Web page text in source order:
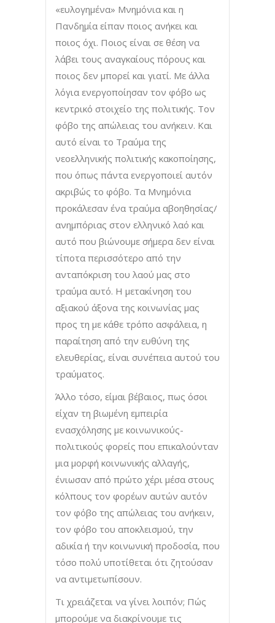
«ευλογημένα» Μνημόνια και η
Πανδημία είπαν ποιος ανήκει και
ποιος όχι. Ποιος είναι σε θέση να
λάβει τους αναγκαίους πόρους και
ποιος δεν μπορεί και γιατί. Με άλλα
λόγια ενεργοποίησαν τον φόβο ως
κεντρικό στοιχείο της πολιτικής. Τον
φόβο της απώλειας του ανήκειν. Και
αυτό είναι το Τραύμα της
νεοελληνικής πολιτικής κακοποίησης,
που όπως πάντα ενεργοποιεί αυτόν
ακριβώς το φόβο. Τα Μνημόνια
προκάλεσαν ένα τραύμα αβοηθησίας/
ανημπόριας στον ελληνικό λαό και
αυτό που βιώνουμε σήμερα δεν είναι
τίποτα περισσότερο από την
ανταπόκριση του λαού μας στο
τραύμα αυτό. Η μετακίνηση του
αξιακού άξονα της κοινωνίας μας
προς τη με κάθε τρόπο ασφάλεια, η
παραίτηση από την ευθύνη της
ελευθερίας, είναι συνέπεια αυτού του
τραύματος.
Άλλο τόσο, είμαι βέβαιος, πως όσοι
είχαν τη βιωμένη εμπειρία
ενασχόλησης με κοινωνικούς-
πολιτικούς φορείς που επικαλούνταν
μια μορφή κοινωνικής αλλαγής,
ένιωσαν από πρώτο χέρι μέσα στους
κόλπους τον φορέων αυτών αυτόν
τον φόβο της απώλειας του ανήκειν,
τον φόβο του αποκλεισμού, την
αδικία ή την κοινωνική προδοσία, που
τόσο πολύ υποτίθεται ότι ζητούσαν
να αντιμετωπίσουν.
Τι χρειάζεται να γίνει λοιπόν; Πώς
μπορούμε να διακρίνουμε τις